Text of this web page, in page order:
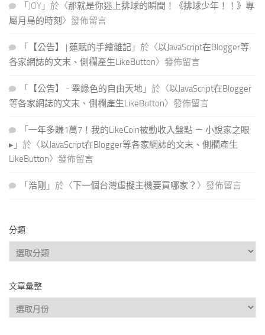
「 JOY 」於〈那就是你迷上排球的瞬間！《排球少年！！》專
屬月島的時刻 〉發佈留言
「 【公告】 | 蓮賦的手繪雜記 」於〈以JavaScript在Blogger等
各家網誌的文末、側欄產生LikeButton〉發佈留言
「 【公告】 - 翠綠色的自由天地 」於〈以JavaScript在Blogger
等各家網誌的文末、側欄產生LikeButton〉發佈留言
「 一年多賺1萬7！我的LikeCoin被動收入盤點 － 小說家之眼
▸ 」於〈以JavaScript在Blogger等各家網誌的文末、側欄產生
LikeButton〉發佈留言
「 浩剛 」於〈下一個台灣虛擬主機要買哪家？ 〉發佈留言
分類
分
類
文章彙整
文
章